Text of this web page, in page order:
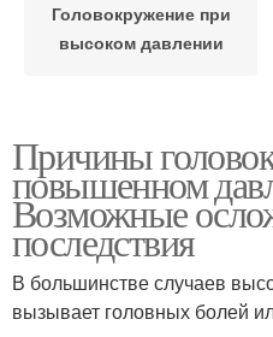
Головокружение при
высоком давлении
Нижний давление
Таблетки от
повышенного давления
Причины
повышенном
Возможные
последствия
В большинстве случаев
вызывает головных болей